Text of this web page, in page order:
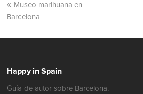
Museo marihuana en
Barcelona
Happy in Spain
Guía de autor sobre Barcelona.